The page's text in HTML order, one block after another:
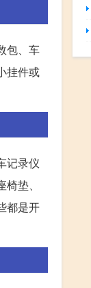
包、车
挂件或
记录仪
垫、
都是开